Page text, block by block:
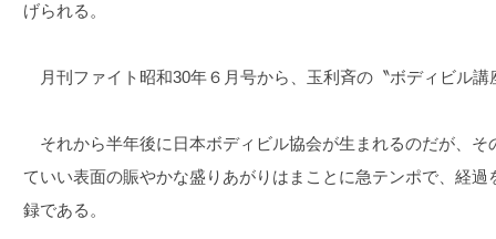
げられる。
月刊ファイト昭和30年６月号から、玉利斉の〝ボディビル講
それから半年後に日本ボディビル協会が生まれるのだが、そ
ていい表面の賑やかな盛りあがりはまことに急テンポで、経
録である。